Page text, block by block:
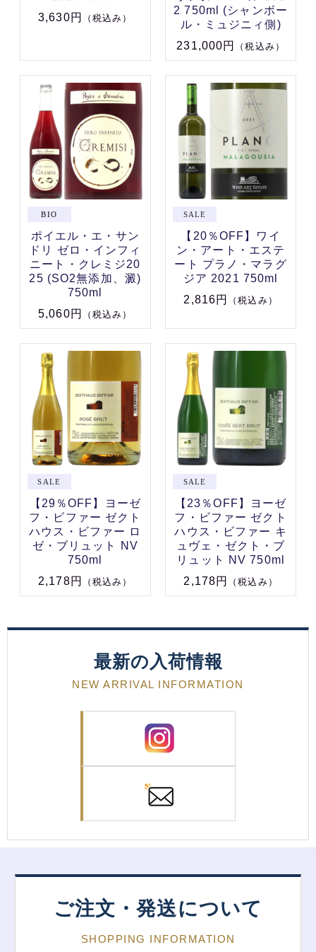
3,630円
（税込み）
2 750ml (シャンボー
ル・ミュジニィ側)
231,000円
（税込み）
ポイエル・エ・サン
ドリ ゼロ・インフィ
ニート・クレミジ20
25 (SO2無添加、澱)
750ml
5,060円
（税込み）
【20％OFF】ワイ
ン・アート・エステ
ート プラノ・マラグ
ジア 2021 750ml
2,816円
（税込み）
【29％OFF】ヨーゼ
フ・ビファー ゼクト
ハウス・ビファー ロ
ゼ・ブリュット NV
750ml
2,178円
（税込み）
【23％OFF】ヨーゼ
フ・ビファー ゼクト
ハウス・ビファー キ
ュヴェ・ゼクト・ブ
リュット NV 750ml
2,178円
（税込み）
最新の入荷情報
NEW ARRIVAL INFORMATION
ご注文・発送について
SHOPPING INFORMATION